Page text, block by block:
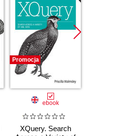
Promocja
ebook
XQuery. Search